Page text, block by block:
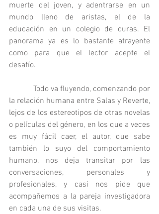
muerte del joven, y adentrarse en un
mundo lleno de aristas, el de la
educación en un colegio de curas. El
panorama ya es lo bastante atrayente
como para que el lector acepte el
desafío.
la relación humana entre Salas y Reverte,
lejos de los estereotipos de otras novelas
o películas del género, en los que a veces
es muy fácil caer, el autor, que sabe
también lo suyo del comportamiento
humano, nos deja transitar por las
conversaciones, personales y
profesionales, y casi nos pide que
acompañemos a la pareja investigadora
en cada una de sus visitas.